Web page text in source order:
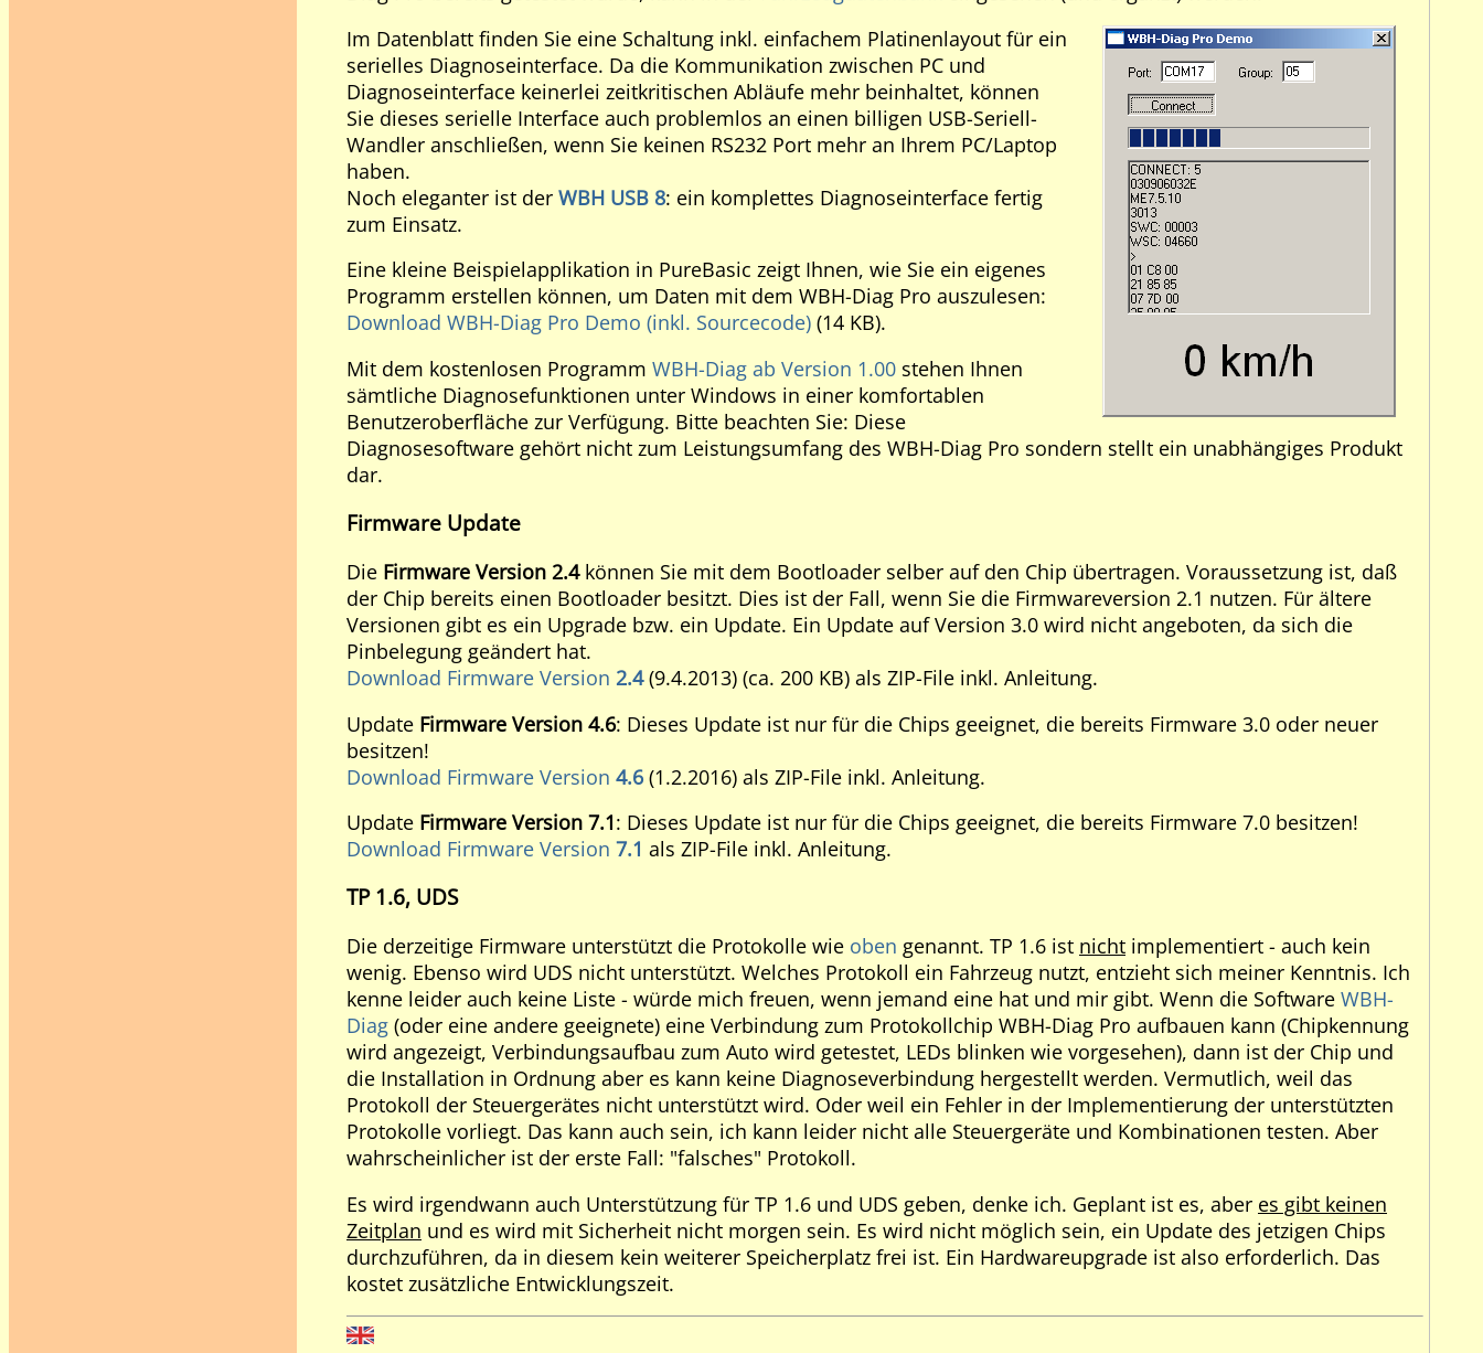
Im Datenblatt finden Sie eine Schaltung inkl. einfachem Platinenlayout für ein
serielles Diagnoseinterface. Da die Kommunikation zwischen PC und
Diagnoseinterface keinerlei zeitkritischen Abläufe mehr beinhaltet, können
Sie dieses serielle Interface auch problemlos an einen billigen USB-Seriell-
Wandler anschließen, wenn Sie keinen RS232 Port mehr an Ihrem PC/Laptop
haben.
Noch eleganter ist der WBH USB 8: ein komplettes Diagnoseinterface fertig
zum Einsatz.
Eine kleine Beispielapplikation in PureBasic zeigt Ihnen, wie Sie ein eigenes
Programm erstellen können, um Daten mit dem WBH-Diag Pro auszulesen:
Download WBH-Diag Pro Demo (inkl. Sourcecode) (14 KB).
Mit dem kostenlosen Programm WBH-Diag ab Version 1.00 stehen Ihnen
sämtliche Diagnosefunktionen unter Windows in einer komfortablen
Benutzeroberfläche zur Verfügung. Bitte beachten Sie: Diese
Diagnosesoftware gehört nicht zum Leistungsumfang des WBH-Diag Pro sondern stellt ein unabhängiges Produkt
dar.
Firmware Update
Die Firmware Version 2.4können Sie mit dem Bootloader selber auf den Chip übertragen. Voraussetzung ist, daß
der Chip bereits einen Bootloader besitzt. Dies ist der Fall, wenn Sie die Firmwareversion 2.1 nutzen. Für ältere
Versionen gibt es ein Upgrade bzw. ein Update. Ein Update auf Version 3.0 wird nicht angeboten, da sich die
Pinbelegung geändert hat.
Download Firmware Version 2.4(9.4.2013) (ca. 200 KB) als ZIP-File inkl. Anleitung.
Update Firmware Version 4.6: Dieses Update ist nur für die Chips geeignet, die bereits Firmware 3.0 oder neuer
besitzen!
Download Firmware Version 4.6 (1.2.2016) als ZIP-File inkl. Anleitung.
Update Firmware Version 7.1: Dieses Update ist nur für die Chips geeignet, die bereits Firmware 7.0 besitzen!
Download Firmware Version 7.1 als ZIP-File inkl. Anleitung.
TP 1.6, UDS
Die derzeitige Firmware unterstützt die Protokolle wie oben genannt. TP 1.6 ist nicht implementiert - auch kein
wenig. Ebenso wird UDS nicht unterstützt. Welches Protokoll ein Fahrzeug nutzt, entzieht sich meiner Kenntnis. Ich
kenne leider auch keine Liste - würde mich freuen, wenn jemand eine hat und mir gibt. Wenn die Software WBH-
Diag (oder eine andere geeignete) eine Verbindung zum Protokollchip WBH-Diag Pro aufbauen kann (Chipkennung
wird angezeigt, Verbindungsaufbau zum Auto wird getestet, LEDs blinken wie vorgesehen), dann ist der Chip und
die Installation in Ordnung aber es kann keine Diagnoseverbindung hergestellt werden. Vermutlich, weil das
Protokoll der Steuergerätes nicht unterstützt wird. Oder weil ein Fehler in der Implementierung der unterstützten
Protokolle vorliegt. Das kann auch sein, ich kann leider nicht alle Steuergeräte und Kombinationen testen. Aber
wahrscheinlicher ist der erste Fall: "falsches" Protokoll.
Es wird irgendwann auch Unterstützung für TP 1.6 und UDS geben, denke ich. Geplant ist es, aber es gibt keinen
Zeitplan und es wird mit Sicherheit nicht morgen sein. Es wird nicht möglich sein, ein Update des jetzigen Chips
durchzuführen, da in diesem kein weiterer Speicherplatz frei ist. Ein Hardwareupgrade ist also erforderlich. Das
kostet zusätzliche Entwicklungszeit.